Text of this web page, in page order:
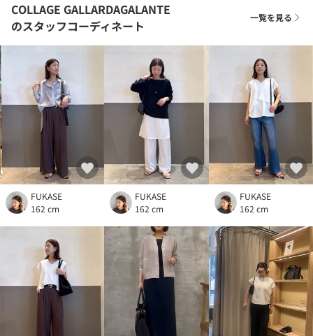
COLLAGE GALLARDAGALANTE
のスタッフコーディネート
一覧を見る
FUKASE
162 cm
FUKASE
162 cm
FUKASE
162 cm